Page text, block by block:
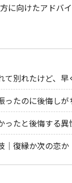
に向けたアドバ
て別れたけど、
ったのに後悔しが
ったと後悔する異
｜復縁か次の恋か